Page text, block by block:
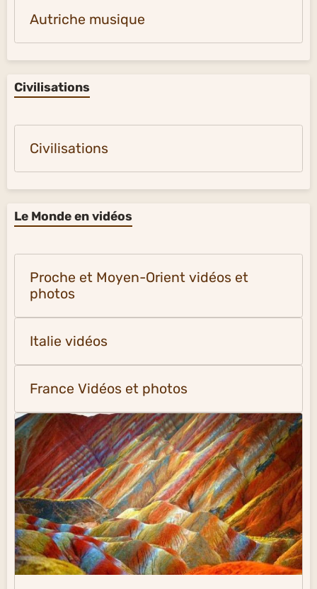
Autriche musique
Civilisations
Civilisations
Le Monde en vidéos
Proche et Moyen-Orient vidéos et
photos
Italie vidéos
France Vidéos et photos